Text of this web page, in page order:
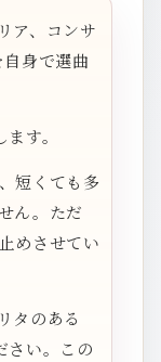
ア、コンサ
身で選曲
す。
短くても多
ん。ただ
めさせてい
タのある
さい。この